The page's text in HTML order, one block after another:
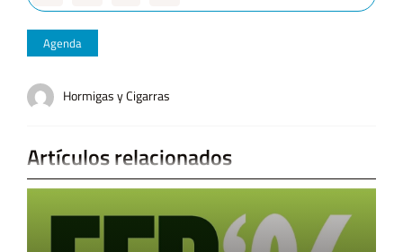
Agenda
Hormigas y Cigarras
Artículos relacionados